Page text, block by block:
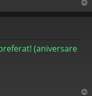
u
(aniversare